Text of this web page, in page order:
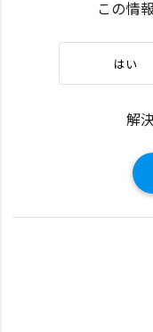
この情
はい
解